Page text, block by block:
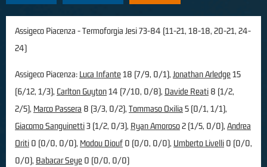
Assigeco Piacenza - Termoforgia Jesi 73-84 (11-21, 18-18, 20-21, 24-
24)
Assigeco Piacenza: Luca Infante18 (7/9, 0/1), Jonathan Arledge15
(6/12, 1/3), Carlton Guyton14 (7/10, 0/8), Davide Reati 8 (1/2,
2/5), Marco Passera 8 (3/3, 0/2), Tommaso Oxilia 5 (0/1, 1/1),
Giacomo Sanguinetti3 (1/2, 0/3), Ryan Amoroso2 (1/5, 0/0), Andrea
Oriti 0 (0/0, 0/0), Modou Diouf 0 (0/0, 0/0), Umberto Livelli 0 (0/0,
0/0), Babacar Seye 0 (0/0, 0/0)